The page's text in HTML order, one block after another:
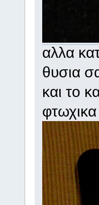
αλλα
θυσια
και το
φτωχικα